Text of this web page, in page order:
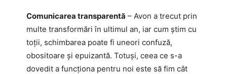
Comunicarea transparentă – Avon a trecut prin
multe transformări în ultimul an, iar cum știm cu
toții, schimbarea poate fi uneori confuză,
obositoare și epuizantă. Totuși, ceea ce s-a
dovedit a funcționa pentru noi este să fim cât